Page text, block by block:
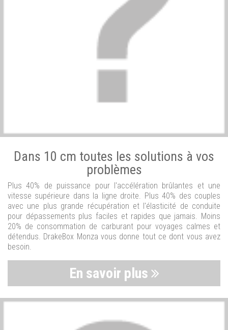
Dans 10 cm toutes les solutions à vos
problèmes
Plus 40% de puissance pour l'accélération brûlantes et une
vitesse supérieure dans la ligne droite. Plus 40% des couples
avec une plus grande récupération et l'élasticité de conduite
pour dépassements plus faciles et rapides que jamais. Moins
20% de consommation de carburant pour voyages calmes et
détendus. DrakeBox Monza vous donne tout ce dont vous avez
besoin.
En savoir plus